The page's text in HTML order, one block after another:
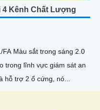
4 Kênh Chất Lượng
Màu sắt trong sáng 2.0
trong lĩnh vực giám sát an
và hỗ trợ 2 ổ cứng, nó...